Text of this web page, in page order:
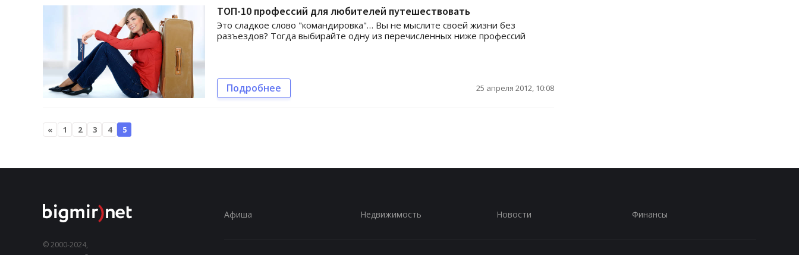
ТОП-10 профессий для любителей путешествовать
Это сладкое слово "командировка"… Вы не мыслите своей жизни без
разъездов? Тогда выбирайте одну из перечисленных ниже профессий
Подробнее 25 апреля 2012, 10:08
« 1 2 3 4 5
© 2000-2024,
Афиша Недвижимость Новости Финансы